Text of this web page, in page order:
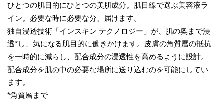
ひとつの肌目的にひとつの美肌成分。肌目線で選ぶ美容液ラ
イン。必要な時に必要な分、届けます。
独自浸透技術「インスキン テクノロジー」が、肌の奥まで浸
透*し、気になる肌目的に働きかけます。皮膚の角質層の抵抗
を一時的に減らし、配合成分の浸透性を高めるように設計。
配合成分を肌の中の必要な場所に送り込むのを可能にしてい
ます。
*角質層まで